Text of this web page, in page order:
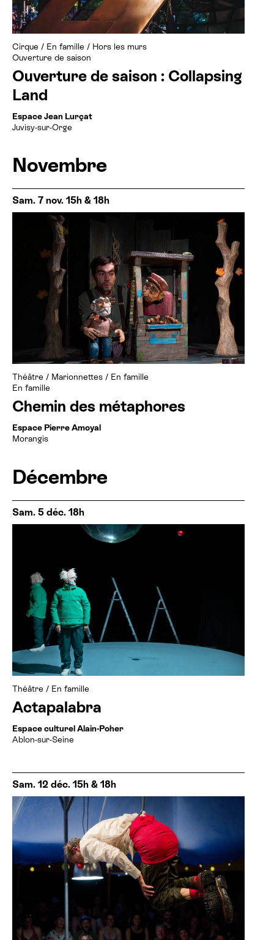
Billetterie cinéma
Rechercher
Cirque / En famille / Hors les murs
Ouverture de saison
Ouverture de saison : Collapsing
Land
Espace Jean Lurçat
Juvisy-sur-Orge
Novembre
Sam. 7 nov. 15h & 18h
Théâtre / Marionnettes / En famille
En famille
Chemin des métaphores
Espace Pierre Amoyal
Morangis
Décembre
Sam. 5 déc. 18h
Théâtre / En famille
Actapalabra
Espace culturel Alain-Poher
Ablon-sur-Seine
Sam. 12 déc. 15h & 18h